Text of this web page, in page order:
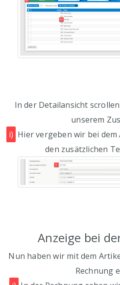
In der Detailansicht
unserem
i) Hier vergeben wir bei
den zusätzlichen
Anzeige bei
Nun haben wir mit dem
Rechnung